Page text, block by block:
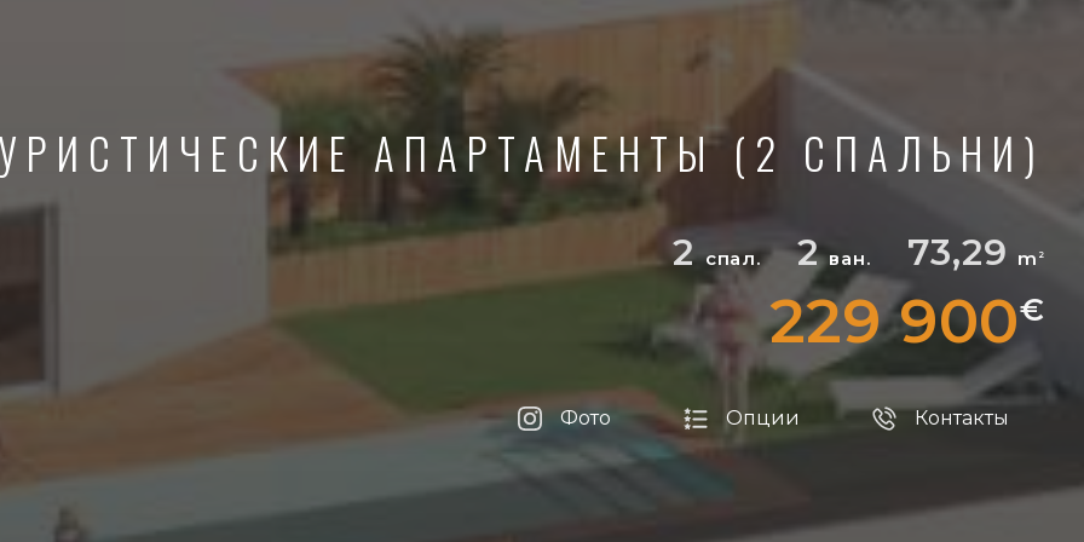
АПАРТАМЕНТЫ (2 СПАЛЬНИ)
2спал. 2ван. 73,29 m 2
229 900€
Фото Опции Контакты